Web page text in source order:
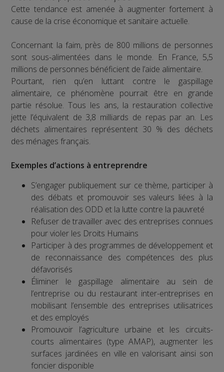
Cette tendance est amenée à augmenter fortement à
cause de la crise économique et sanitaire actuelle.
Concernant la faim, près de 800 millions de personnes
sont sous-alimentées dans le monde. En France, 5,5
millions de personnes bénéficient de l’aide alimentaire.
Pourtant, rien qu’en luttant contre le gaspillage
alimentaire, ce phénomène pourrait être en grande
partie résolue. Tous les ans, la restauration collective
jette l’équivalent de 3,8 milliards de repas par an. Les
déchets alimentaires représentent 30 % des déchets
des ménages français.
Exemples d’actions à entreprendre
S’engager publiquement sur ce thème, participer à
des débats et promouvoir ses valeurs liées à la
réalisation des ODD et la lutte contre la pauvreté
Refuser de travailler avec des entreprises connues
pour violer les Droits Humains
Participer à des programmes de développement et
de reconnaissance des compétences des plus
défavorisés
Éliminer le gaspillage alimentaire au sein de
l’entreprise ou du restaurant inter-entreprises en
mobilisant l’ensemble des entreprises utilisatrices
et des employés
Promouvoir l’agriculture urbaine et les circuits-
courts alimentaires (type AMAP), augmenter les
surfaces jardinées en ville en valorisant ainsi son
foncier disponible